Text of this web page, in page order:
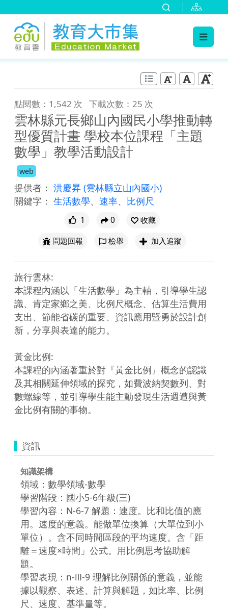
點閱數：1,542 次 下載次數：25 次
雲林縣元長鄉山內國民小學推動轉
型優質計畫 學校本位課程「主題
數學」教學活動設計
web
提供者： 洪慶昇 (雲林縣立山內國小)
關鍵字： 生活數學、 速率、 比例尺
1 0
收藏
問題回報
檢舉 加入追蹤
旅行雲林:
本課程內涵以「生活數學」為主軸，引導學生認
識、肯定家鄉之美、比例尺概念、估算生活費用
支出、節能省碳的重要、資訊應用暨勇於設計創
新，分享與表達的能力。
黃金比例:
本課程的內涵著重於對『黃金比例』概念的認識
及其相關延伸領域的探究，如費波納契數列、對
數螺線等，並引導學生能主動發現生活週遭與黃
金比例有關的事物。
資訊
知識架構
領域：數學領域-數學
學習階段：國小5-6年級(三)
學習內容：N-6-7 解題：速度。比和比值的應
用。速度的意義。能做單位換算（大單位到小
單位）。含不同時間區段的平均速度。含「距
離＝速度×時間」公式。用比例思考協助解
題。
學習表現：n-Ⅲ-9 理解比例關係的意義，並能
據以觀察、表述、計算與解題，如比率、比例
尺、速度、基準量等。